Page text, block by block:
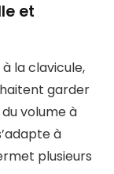
et
la clavicule,
garder
volume à
à
plusieurs